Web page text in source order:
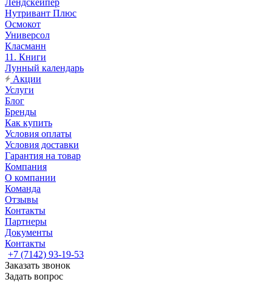
Лендскейпер
Нутривант Плюс
Осмокот
Универсол
Класманн
11. Книги
Лунный календарь
Акции
Услуги
Блог
Бренды
Как купить
Условия оплаты
Условия доставки
Гарантия на товар
Компания
О компании
Команда
Отзывы
Контакты
Партнеры
Документы
Контакты
+7 (7142) 93-19-53
Заказать звонок
Задать вопрос